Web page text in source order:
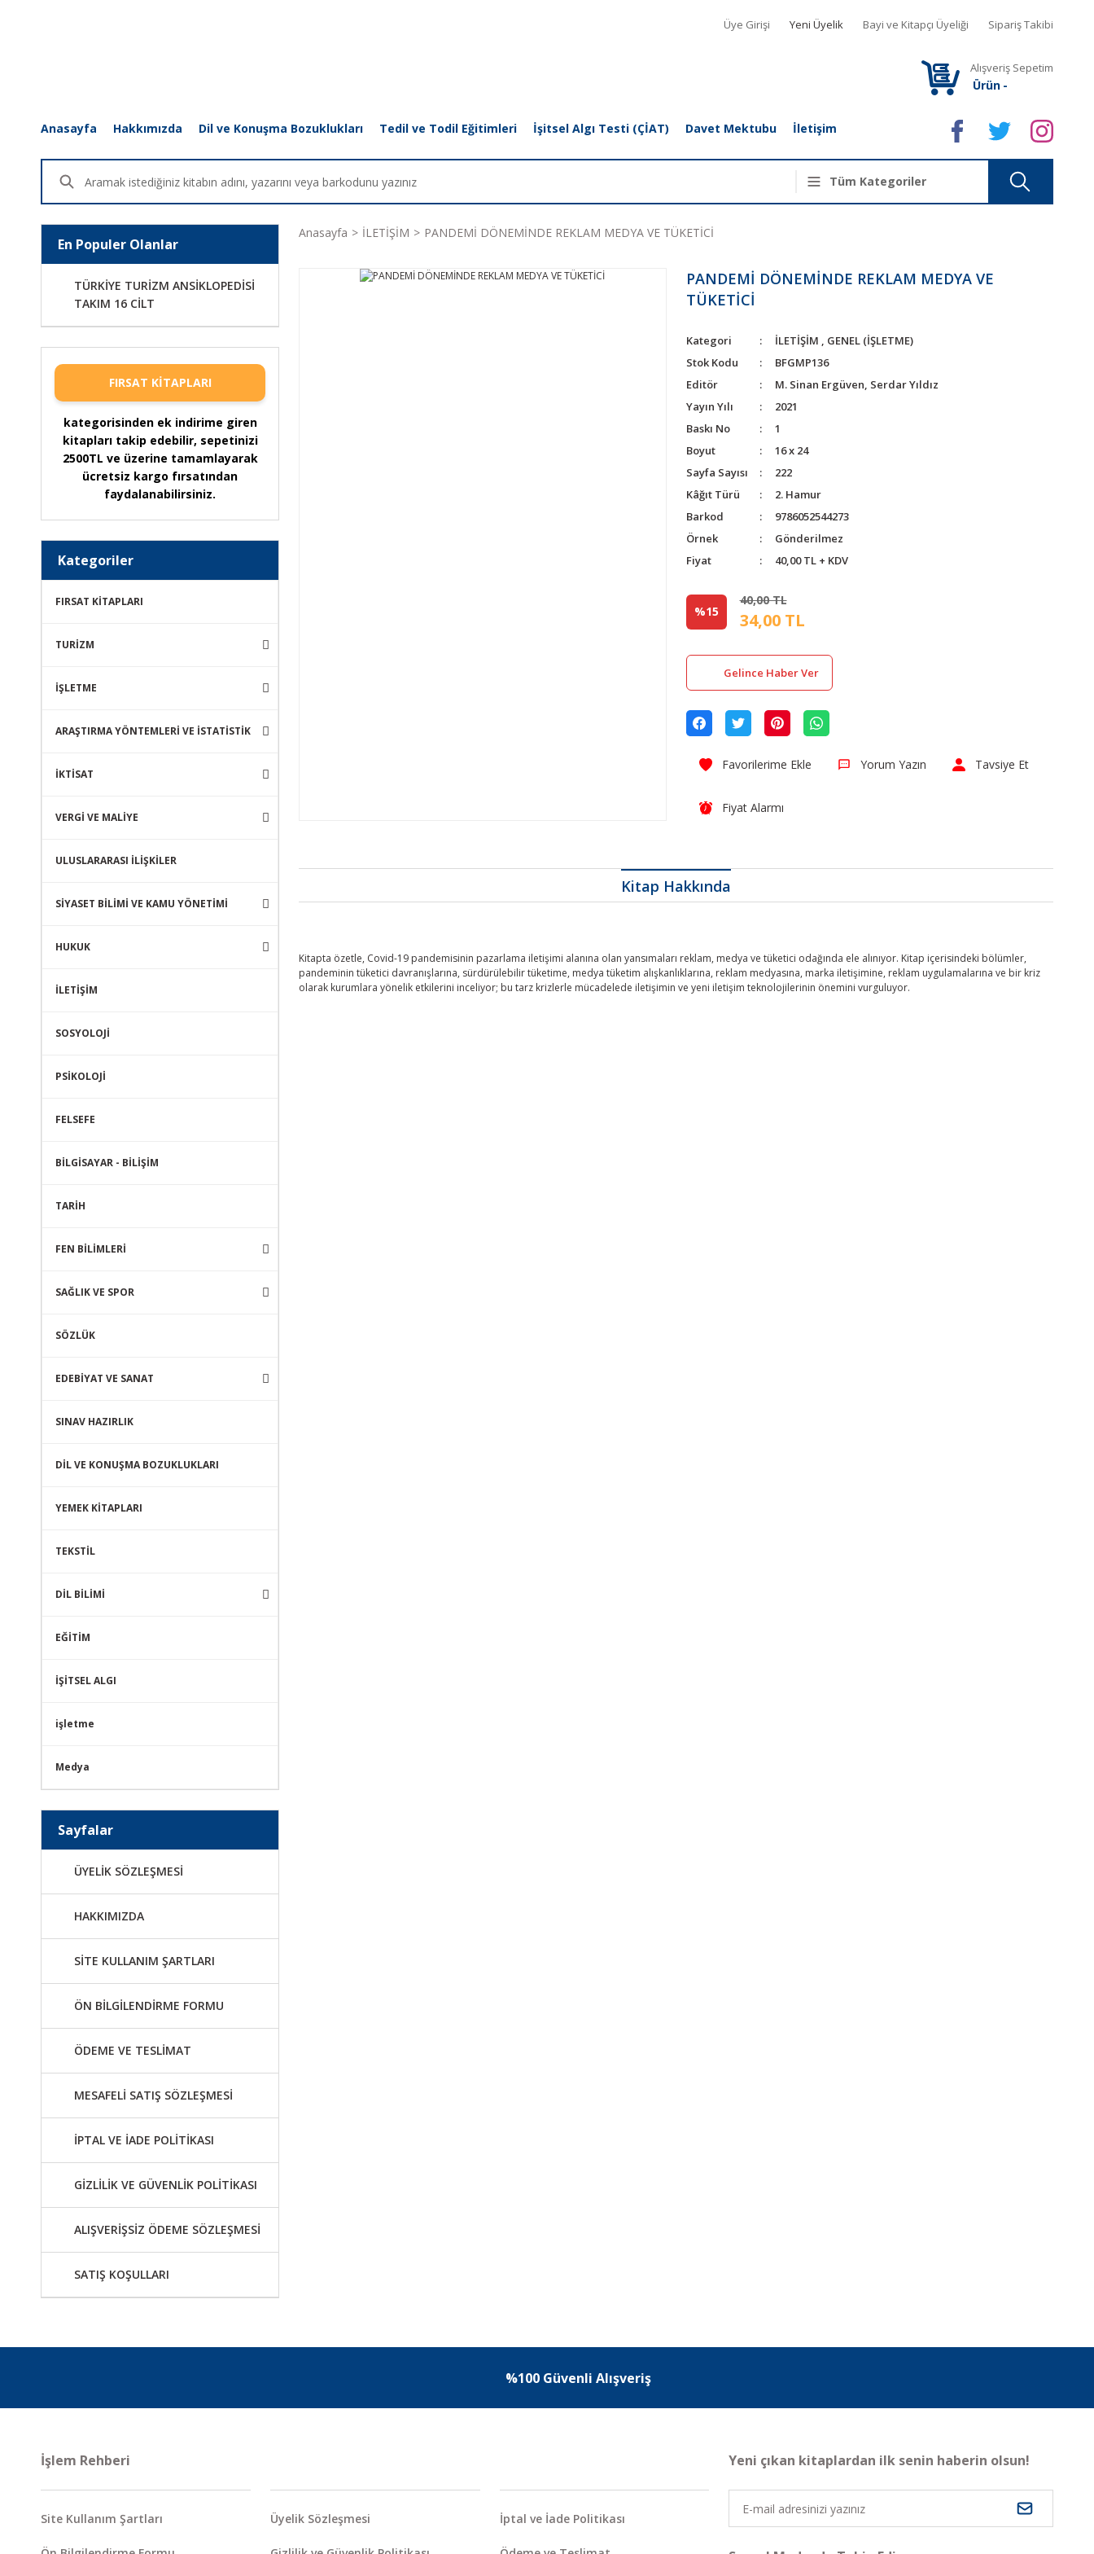
Üye Girişi Yeni Üyelik Bayi ve Kitapçı Üyeliği Sipariş Takibi
Alışveriş Sepetim
Ürün -
Anasayfa Hakkımızda Dil ve Konuşma Bozuklukları Tedil ve Todil Eğitimleri İşitsel Algı Testi (ÇİAT) Davet Mektubu İletişim
En Populer Olanlar
TÜRKİYE TURİZM ANSİKLOPEDİSİ
TAKIM 16 CİLT
FIRSAT KİTAPLARI
kategorisinden ek indirime giren
kitapları takip edebilir, sepetinizi
2500TL ve üzerine tamamlayarak
ücretsiz kargo fırsatından
faydalanabilirsiniz.
Kategoriler
FIRSAT KİTAPLARI
TURİZM
İŞLETME
ARAŞTIRMA YÖNTEMLERİ VE İSTATİSTİK
İKTİSAT
VERGİ VE MALİYE
ULUSLARARASI İLİŞKİLER
SİYASET BİLİMİ VE KAMU YÖNETİMİ
HUKUK
İLETİŞİM
SOSYOLOJİ
PSİKOLOJİ
FELSEFE
BİLGİSAYAR - BİLİŞİM
TARİH
FEN BİLİMLERİ
SAĞLIK VE SPOR
SÖZLÜK
EDEBİYAT VE SANAT
SINAV HAZIRLIK
DİL VE KONUŞMA BOZUKLUKLARI
YEMEK KİTAPLARI
TEKSTİL
DİL BİLİMİ
EĞİTİM
İŞİTSEL ALGI
işletme
Medya
Sayfalar
ÜYELİK SÖZLEŞMESİ
HAKKIMIZDA
SİTE KULLANIM ŞARTLARI
ÖN BİLGİLENDİRME FORMU
ÖDEME VE TESLİMAT
MESAFELİ SATIŞ SÖZLEŞMESİ
İPTAL VE İADE POLİTİKASI
GİZLİLİK VE GÜVENLİK POLİTİKASI
ALIŞVERİŞSİZ ÖDEME SÖZLEŞMESİ
SATIŞ KOŞULLARI
Anasayfa İLETİŞİM PANDEMİ DÖNEMİNDE REKLAM MEDYA VE TÜKETİCİ
PANDEMİ DÖNEMİNDE REKLAM MEDYA VE
TÜKETİCİ
Kategori İLETİŞİM , GENEL (İŞLETME)
Stok Kodu
BFGMP136
Editör
M. Sinan Ergüven, Serdar Yıldız
Yayın Yılı
2021
Baskı No
1
Boyut
16 x 24
Sayfa Sayısı
222
Kâğıt Türü
2. Hamur
Barkod
9786052544273
Örnek
Gönderilmez
Fiyat
40,00 TL + KDV
%15
40,00 TL
34,00 TL
Gelince Haber Ver
Yorum Yazın Tavsiye Et
Fiyat Alarmı
Kitap Hakkında
Kitapta özetle, Covid-19 pandemisinin pazarlama iletişimi alanına olan yansımaları reklam, medya ve tüketici odağında ele alınıyor. Kitap içerisindeki bölümler,
pandeminin tüketici davranışlarına, sürdürülebilir tüketime, medya tüketim alışkanlıklarına, reklam medyasına, marka iletişimine, reklam uygulamalarına ve bir kriz
olarak kurumlara yönelik etkilerini inceliyor; bu tarz krizlerle mücadelede iletişimin ve yeni iletişim teknolojilerinin önemini vurguluyor.
%100 Güvenli Alışveriş
İşlem Rehberi
Site Kullanım Şartları Üyelik Sözleşmesi İptal ve İade Politikası
Yeni çıkan kitaplardan ilk senin haberin olsun!